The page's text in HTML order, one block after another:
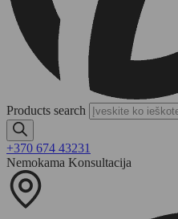
Products search
+370 674 43231
Nemokama Konsultacija